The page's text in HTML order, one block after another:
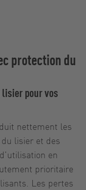
protection du
lisier pour vos
nettement les
du lisier et des
en
prioritaire
Les pertes